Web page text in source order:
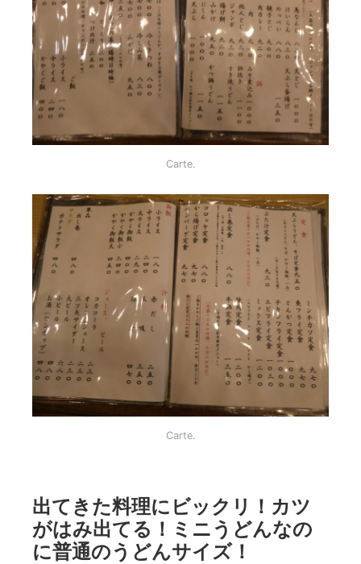
Carte.
Carte.
出てきた料理にビックリ！カツ
がはみ出てる！ミニうどんなの
に普通のうどんサイズ！